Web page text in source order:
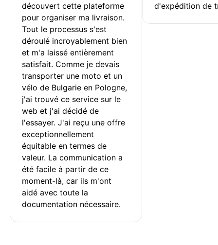
découvert cette plateforme
pour organiser ma livraison.
Tout le processus s'est
déroulé incroyablement bien
et m'a laissé entièrement
satisfait. Comme je devais
transporter une moto et un
vélo de Bulgarie en Pologne,
j'ai trouvé ce service sur le
web et j'ai décidé de
l'essayer. J'ai reçu une offre
exceptionnellement
équitable en termes de
valeur. La communication a
été facile à partir de ce
moment-là, car ils m'ont
aidé avec toute la
documentation nécessaire.
d'expédition de